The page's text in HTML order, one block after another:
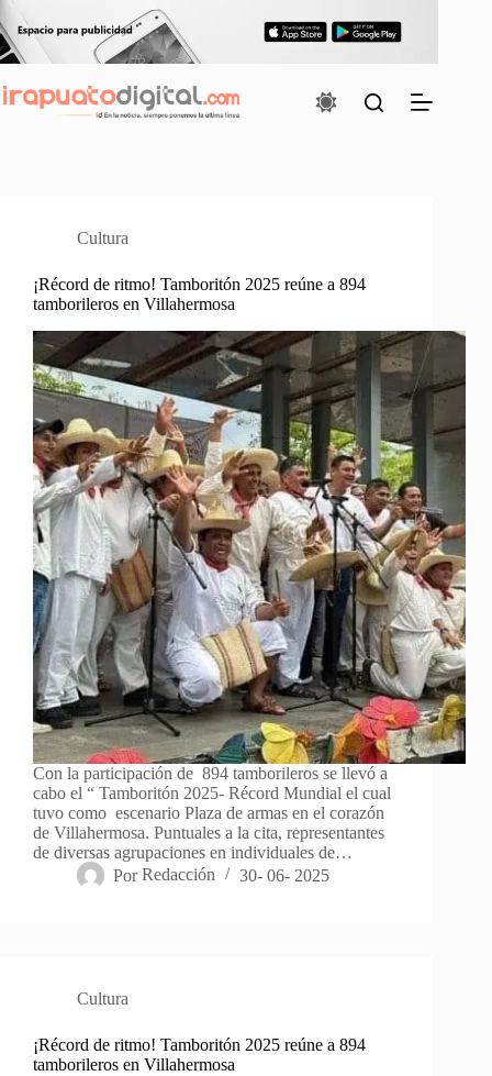
al
contenido
Cultura
¡Récord de ritmo! Tamboritón 2025 reúne a 894
tamborileros en Villahermosa
Con la participación de 894 tamborileros se llevó a
cabo el “ Tamboritón 2025- Récord Mundial el cual
tuvo como escenario Plaza de armas en el corazón
de Villahermosa. Puntuales a la cita, representantes
de diversas agrupaciones en individuales de…
Por Redacción 30- 06- 2025
Cultura
¡Récord de ritmo! Tamboritón 2025 reúne a 894
tamborileros en Villahermosa